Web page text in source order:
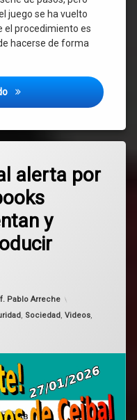
juego se ha vuelto
el procedimiento es
hacerse de forma
¡Como Instalar Roblox en
alerta por
y
el enero 27, 2026
Pablo Arreche
, Sociedad, Videos,